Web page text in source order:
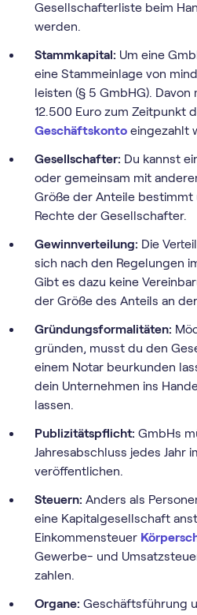
Gesellschafterliste beim
werden.
Stammkapital: Um eine
eine Stammeinlage von
leisten (§ 5 GmbHG).
12.500 Euro zum Zeitpunkt
Geschäftskonto eingezahlt
Gesellschafter: Du kannst
oder gemeinsam mit
Größe der Anteile
Rechte der Gesellschafter.
Gewinnverteilung: Die
sich nach den Regelungen
Gibt es dazu keine
der Größe des Anteils an
Gründungsformalitäten:
gründen, musst du den
einem Notar beurkunden
dein Unternehmen ins
lassen.
Publizitätspflicht: GmbHs
Jahresabschluss jedes Jahr
veröffentlichen.
Steuern: Anders als
eine Kapitalgesellschaft
Einkommensteuer
Gewerbe- und
zahlen.
Organe: Geschäftsführung